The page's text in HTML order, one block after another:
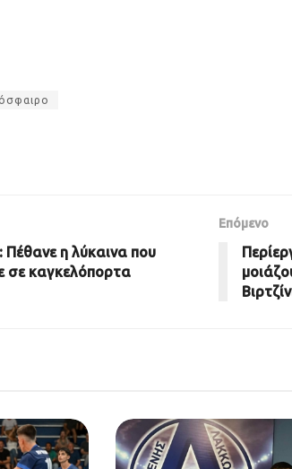
Πέθανε η λύκαινα που
σε καγκελόπορτα
Επόμενο